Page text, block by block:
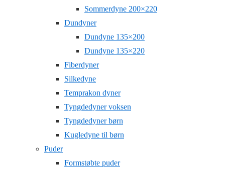
Sommerdyne 200×220
Dundyner
Dundyne 135×200
Dundyne 135×220
Fiberdyner
Silkedyne
Temprakon dyner
Tyngdedyner voksen
Tyngdedyner børn
Kugledyne til børn
Puder
Formstøbte puder